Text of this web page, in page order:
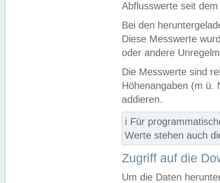
Abflusswerte seit
Bei den
Diese Messwerte
oder andere
Die Messwerte sind
Höhenangaben (m ü.
addieren.
ℹ️ Für
Werte stehen auch
Zugriff auf die
Um die Daten